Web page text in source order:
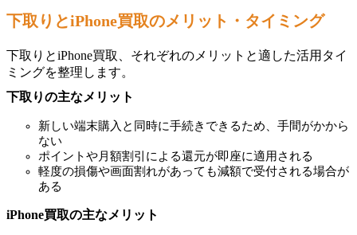
下取りとiPhone買取のメリット・タイミング
下取りとiPhone買取、それぞれのメリットと適した活用タイ
ミングを整理します。
下取りの主なメリット
新しい端末購入と同時に手続きできるため、手間がかから
ない
ポイントや月額割引による還元が即座に適用される
軽度の損傷や画面割れがあっても減額で受付される場合が
ある
iPhone買取の主なメリット